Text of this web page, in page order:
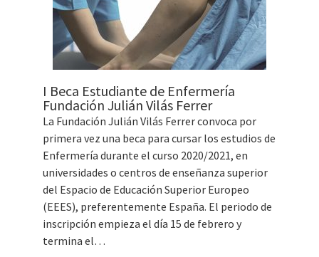
I Beca Estudiante de Enfermería
Fundación Julián Vilás Ferrer
La Fundación Julián Vilás Ferrer convoca por
primera vez una beca para cursar los estudios de
Enfermería durante el curso 2020/2021, en
universidades o centros de enseñanza superior
del Espacio de Educación Superior Europeo
(EEES), preferentemente España. El periodo de
inscripción empieza el día 15 de febrero y
termina el…